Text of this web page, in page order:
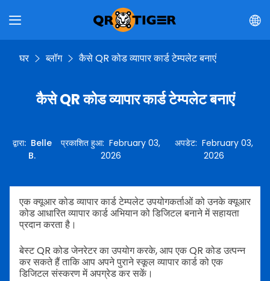
घर ब्लॉग कैसे QR कोड व्यापार कार्ड टेम्पलेट बनाएं
कैसे QR कोड व्यापार कार्ड टेम्पलेट बनाएं
द्वारा: Belle
B.
प्रकाशित हुआ:February 03,
2026
अपडेट: February 03,
2026
एक क्यूआर कोड व्यापार कार्ड टेम्पलेट उपयोगकर्ताओं को उनके क्यूआर
कोड आधारित व्यापार कार्ड अभियान को डिजिटल बनाने में सहायता
प्रदान करता है।
बेस्ट QR कोड जेनरेटर का उपयोग करके, आप एक QR कोड उत्पन्न
कर सकते हैं ताकि आप अपने पुराने स्कूल व्यापार कार्ड को एक
डिजिटल संस्करण में अपग्रेड कर सकें।